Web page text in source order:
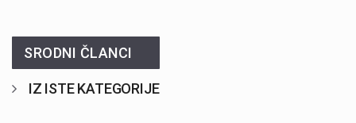
SRODNI ČLANCI
IZ ISTE KATEGORIJE